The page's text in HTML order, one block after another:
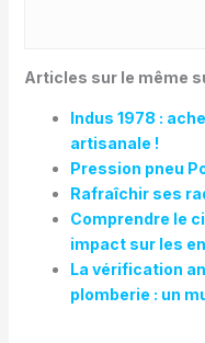
Articles sur le même
Indus 1978 :
artisanale !
Pression pneu
Rafraîchir ses
Comprendre le
impact sur les
La vérification
plomberie : un